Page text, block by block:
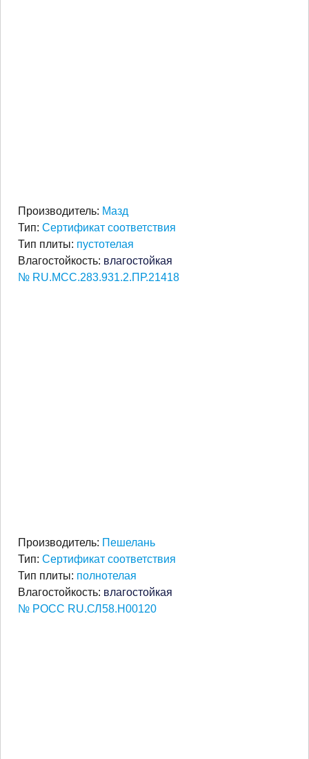
Производитель: Мазд
Тип: Сертификат соответствия
Тип плиты: пустотелая
Влагостойкость: влагостойкая
№ RU.МСС.283.931.2.ПР.21418
Производитель: Пешелань
Тип: Сертификат соответствия
Тип плиты: полнотелая
Влагостойкость: влагостойкая
№ РОСС RU.СЛ58.Н00120